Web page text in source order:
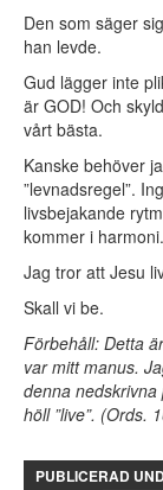
Den som säger
han levde.
Gud lägger inte
är GOD! Och
vårt bästa.
Kanske behöver
”levnadsregel”.
livsbejakande
kommer i harmoni.
Jag tror att Jesu
Skall vi be.
Förbehåll: Detta
var mitt manus.
denna
höll ”live”. (Ords.
PUBLICERAD